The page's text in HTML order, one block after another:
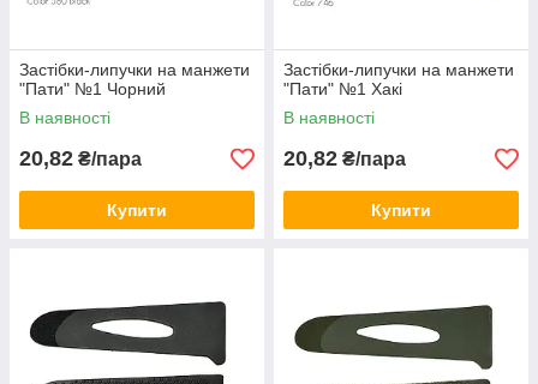
Застібки-липучки на манжети
"Пати" №1 Чорний
В наявності
20,82 ₴/пара
Купити
Застібки-липучки на манжети
"Пати" №1 Хакі
В наявності
20,82 ₴/пара
Купити